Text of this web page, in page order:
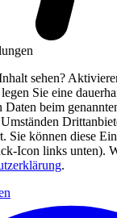
sehen?
Sie eine
beim
Sie können diese
Icon links unten).
.